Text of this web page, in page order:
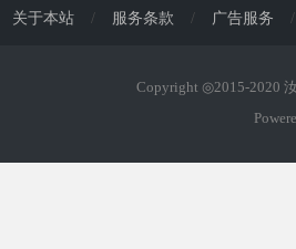
关于本站 / 服务条款 / 广告服务 /
Copyright ◎2015-2020